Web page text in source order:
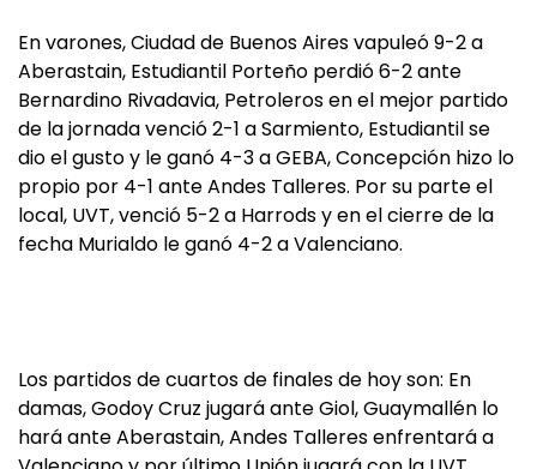
En varones, Ciudad de Buenos Aires vapuleó 9-2 a
Aberastain, Estudiantil Porteño perdió 6-2 ante
Bernardino Rivadavia, Petroleros en el mejor partido
de la jornada venció 2-1 a Sarmiento, Estudiantil se
dio el gusto y le ganó 4-3 a GEBA, Concepción hizo lo
propio por 4-1 ante Andes Talleres. Por su parte el
local, UVT, venció 5-2 a Harrods y en el cierre de la
fecha Murialdo le ganó 4-2 a Valenciano.
Los partidos de cuartos de finales de hoy son: En
damas, Godoy Cruz jugará ante Giol, Guaymallén lo
hará ante Aberastain, Andes Talleres enfrentará a